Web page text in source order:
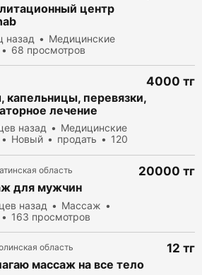
центр
назад
Медицинские
68 просмотров
капельницы, перевязки,
лечение
назад
Медицинские
Новый продать
120
4000 тг
область
для мужчин
назад
Массаж
163 просмотров
20000 тг
область
массаж на все тело
12 тг